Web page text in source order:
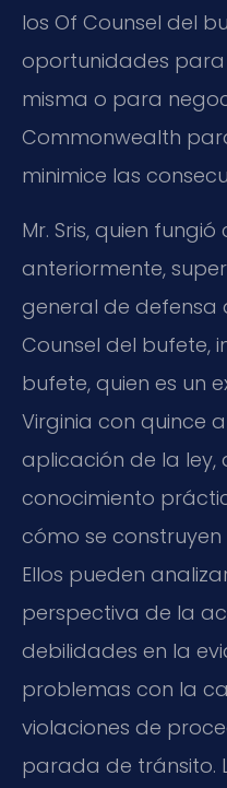
los Of Counsel del
oportunidades para
misma o para
Commonwealth
minimice las
Mr. Sris, quien
anteriormente,
general de defensa
Counsel del bufete,
bufete, quien es un
Virginia con quince
aplicación de la ley,
conocimiento
cómo se
Ellos pueden
perspectiva de la
debilidades en la
problemas con la
violaciones de
parada de tránsito.